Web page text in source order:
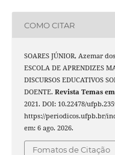
COMO CITAR
SOARES JÚNIOR, Azemar
ESCOLA DE APRENDIZES
DISCURSOS EDUCATIVOS
DOENTE. Revista Temas
2021. DOI: 10.22478/
https://periodicos.ufpb.br/
em: 6 ago. 2026.
Fomatos de Citação